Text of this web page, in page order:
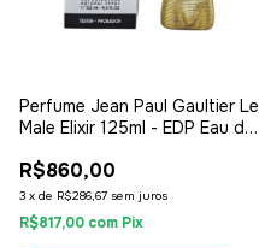
Perfume Jean Paul Gaultier Le
Male Elixir 125ml - EDP Eau de
R$860,00
3 x de R$286,67 sem juros
R$817,00 com Pix